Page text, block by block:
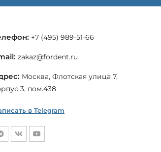
+7 (495) 989-51-66
zakaz@fordent.ru
Москва, Флотская улица 7,
3, пом.438
в Telegram